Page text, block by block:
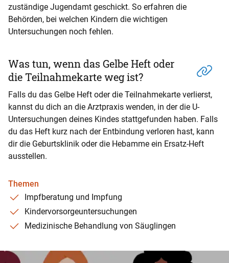
zuständige Jugendamt geschickt. So erfahren die
Behörden, bei welchen Kindern die wichtigen
Untersuchungen noch fehlen.
Was tun, wenn das Gelbe Heft oder
die Teilnahmekarte weg ist?
Falls du das Gelbe Heft oder die Teilnahmekarte verlierst,
kannst du dich an die Arztpraxis wenden, in der die U-
Untersuchungen deines Kindes stattgefunden haben. Falls
du das Heft kurz nach der Entbindung verloren hast, kann
dir die Geburtsklinik oder die Hebamme ein Ersatz-Heft
ausstellen.
Themen
Impfberatung und Impfung
Kindervorsorgeuntersuchungen
Medizinische Behandlung von Säuglingen